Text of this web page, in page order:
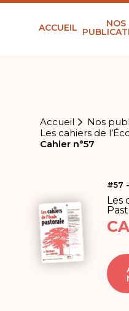
ACCUEIL NOS
Accueil
Nos
Les cahiers de
Cahier n°57
#57
Les